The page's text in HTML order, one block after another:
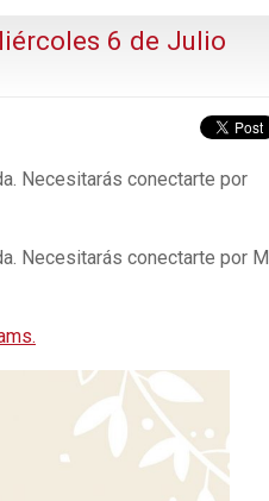
6 de Julio
Necesitarás conectarte por
Necesitarás conectarte por M